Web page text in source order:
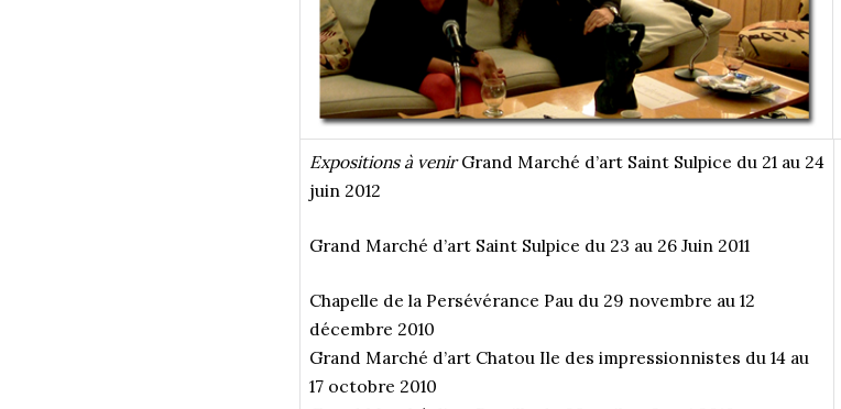
Expositions à venirGrand Marché d’art Saint Sulpice du 21 au 24
juin 2012
Grand Marché d’art Saint Sulpice du 23 au 26 Juin 2011
Chapelle de la Persévérance Pau du 29 novembre au 12
décembre 2010
Grand Marché d’art Chatou Ile des impressionnistes du 14 au
17 octobre 2010